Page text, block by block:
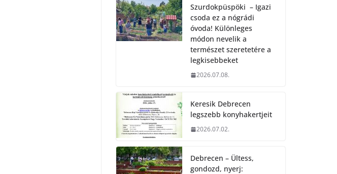
Szurdokpüspöki – Igazi
csoda ez a nógrádi
óvoda! Különleges
módon nevelik a
természet szeretetére a
legkisebbeket
2026.07.08.
Keresik Debrecen
legszebb konyhakertjeit
2026.07.02.
Debrecen – Ültess,
gondozd, nyerj: